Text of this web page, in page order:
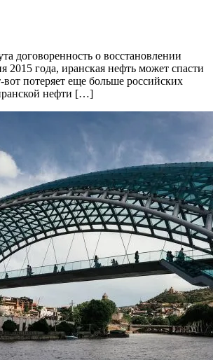
договоренность о восстановлении
2015 года, иранская нефть может спасти
потеряет еще больше российских
нефти […]